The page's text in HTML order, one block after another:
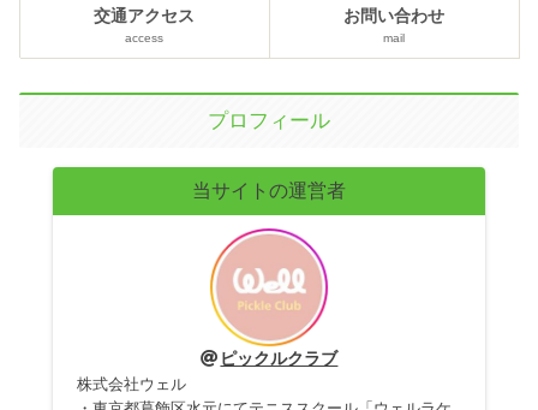
交通アクセス
access
お問い合わせ
mail
プロフィール
当サイトの運営者
ピックルクラブ
株式会社ウェル